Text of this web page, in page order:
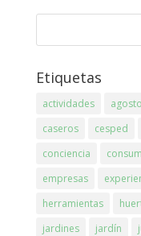
Etiquetas
actividades agosto
caseros
cesped
conciencia
empresas
herramientas
jardines
jardín